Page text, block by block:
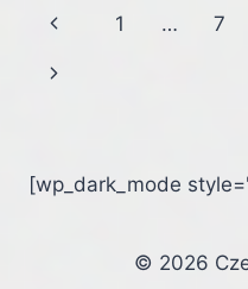
Page
navigation
Previous
Page
1 … 7
Next
[wp_dark_mode
© 2026